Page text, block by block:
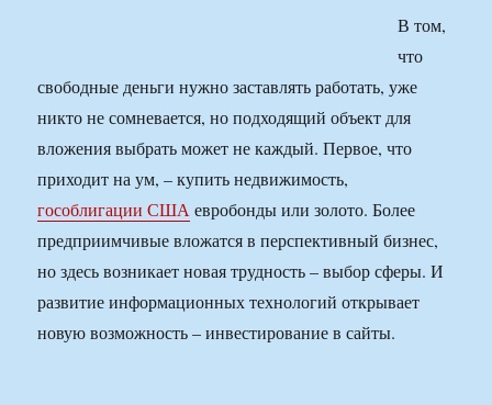
В том,
что
свободные деньги нужно заставлять работать, уже
никто не сомневается, но подходящий объект для
вложения выбрать может не каждый.Первое, что
приходит на ум, – купить недвижимость,
гособлигации СШАевробонды или золото. Более
предприимчивые вложатся в перспективный бизнес,
но здесь возникает новая трудность – выбор сферы. И
развитие информационных технологий открывает
новую возможность – инвестирование в сайты.